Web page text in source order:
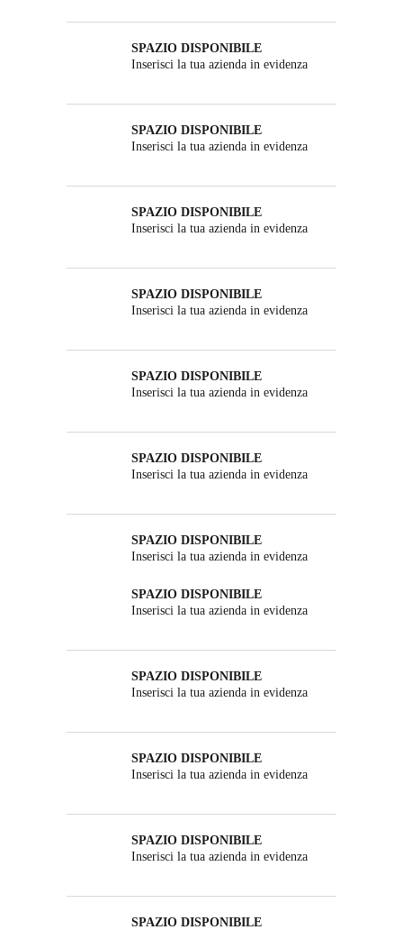
SPAZIO DISPONIBILE
Inserisci la tua azienda in evidenza
SPAZIO DISPONIBILE
Inserisci la tua azienda in evidenza
SPAZIO DISPONIBILE
Inserisci la tua azienda in evidenza
SPAZIO DISPONIBILE
Inserisci la tua azienda in evidenza
SPAZIO DISPONIBILE
Inserisci la tua azienda in evidenza
SPAZIO DISPONIBILE
Inserisci la tua azienda in evidenza
SPAZIO DISPONIBILE
Inserisci la tua azienda in evidenza
SPAZIO DISPONIBILE
Inserisci la tua azienda in evidenza
SPAZIO DISPONIBILE
Inserisci la tua azienda in evidenza
SPAZIO DISPONIBILE
Inserisci la tua azienda in evidenza
SPAZIO DISPONIBILE
Inserisci la tua azienda in evidenza
SPAZIO DISPONIBILE